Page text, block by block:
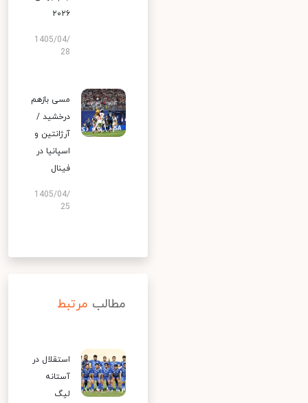
۲۰۲۶
1405/04/
28
مسی بازهم
درخشید /
آرژانتین و
اسپانیا در
فینال
1405/04/
25
مطالب مرتبط
استقلال در
آستانه
لیگ